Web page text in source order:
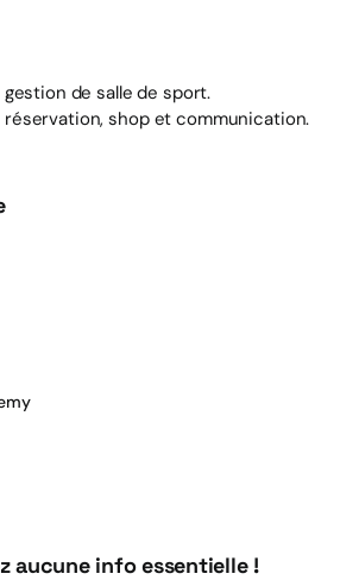
gestion de salle de sport.
réservation, shop et communication.
aucune info essentielle !